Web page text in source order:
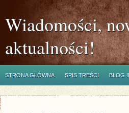
Wiadomości,
aktualności!
STRONA GŁÓWNA SPIS TREŚCI BLOG